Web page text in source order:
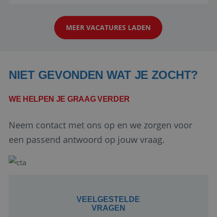
klanten te overtuigen om die droomreis te
boeken! ...
MEER VACATURES LADEN
NIET GEVONDEN WAT JE ZOCHT?
WE HELPEN JE GRAAG VERDER
Neem contact met ons op en we zorgen voor
een passend antwoord op jouw vraag.
VEELGESTELDE
VRAGEN
Google Privacy Policy